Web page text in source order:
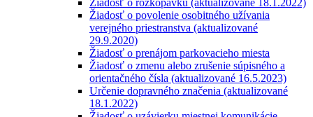
Žiadosť o rozkopávku (aktualizované 18.1.2022)
Žiadosť o povolenie osobitného užívania
verejného priestranstva (aktualizované
29.9.2020)
Žiadosť o prenájom parkovacieho miesta
Žiadosť o zmenu alebo zrušenie súpisného a
orientačného čísla (aktualizované 16.5.2023)
Určenie dopravného značenia (aktualizované
18.1.2022)